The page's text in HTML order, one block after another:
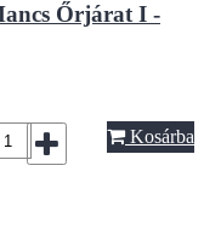
Őrjárat I -
Kosárba